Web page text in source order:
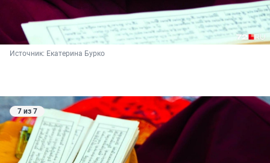
Источник: Екатерина Бурко
7 из 7